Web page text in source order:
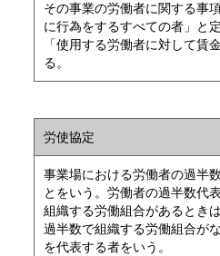
その事業の労働者に関する事
に行為をするすべての者」と
「使用する労働者に対して賃
る。
労使協定
事業場における労働者の過半
とをいう。労働者の過半数代
組織する労働組合があるとき
過半数で組織する労働組合が
を代表する者をいう。